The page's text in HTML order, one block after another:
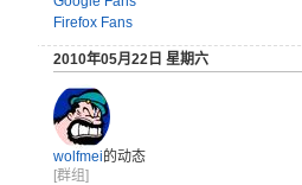
Firefox Fans
2010年05月22日 星期六
wolfmei的动态
[群组]